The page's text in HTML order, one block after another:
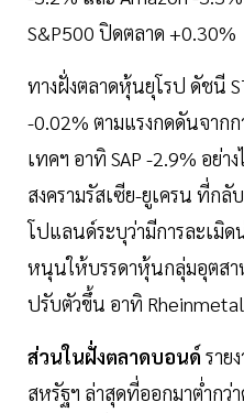
S&P500 ปิดตลาด +0.30%
ทางฝั่งตลาดหุ้นยุโรป ดัชนี
-0.02% ตามแรงกดดันจาก
เทคฯ อาทิ SAP -2.9% อย่า
สงครามรัสเซีย-ยูเครน ที่กลั
โปแลนด์ระบุว่ามีการละเมิ
หนุนให้บรรดาหุ้นกลุ่มอุตสา
ปรับตัวขึ้น อาทิ
ส่วนในฝั่งตลาดบอนด์ ราย
สหรัฐฯ ล่าสุดที่ออกมาต่ำกว่